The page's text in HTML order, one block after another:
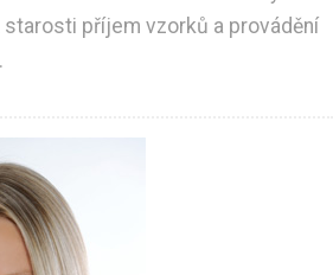
starosti příjem vzorků a provádění